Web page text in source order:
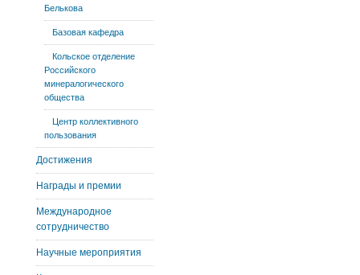
Белькова
Базовая кафедра
Кольское отделение
Российского
минералогического
общества
Центр коллективного
пользования
Достижения
Награды и премии
Международное
сотрудничество
Научные мероприятия